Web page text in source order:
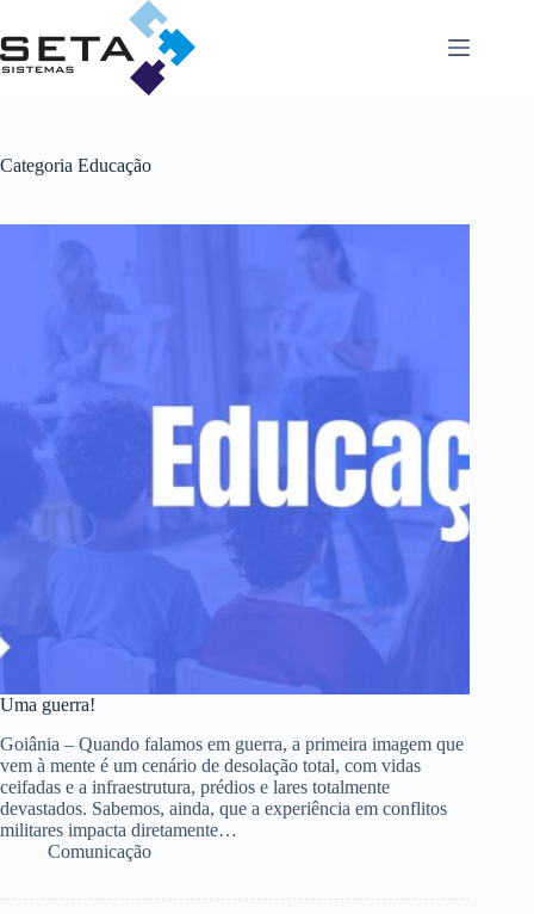
o
conteúdo
Categoria Educação
Uma guerra!
Goiânia – Quando falamos em guerra, a primeira imagem que
vem à mente é um cenário de desolação total, com vidas
ceifadas e a infraestrutura, prédios e lares totalmente
devastados. Sabemos, ainda, que a experiência em conflitos
militares impacta diretamente…
Comunicação